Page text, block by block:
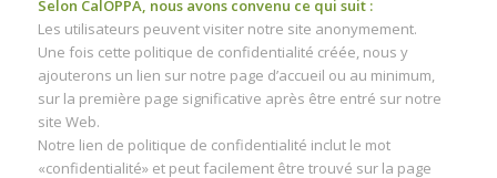
Selon CalOPPA, nous avons convenu ce qui suit :
Les utilisateurs peuvent visiter notre site anonymement.
Une fois cette politique de confidentialité créée, nous y
ajouterons un lien sur notre page d’accueil ou au minimum,
sur la première page significative après être entré sur notre
site Web.
Notre lien de politique de confidentialité inclut le mot
«confidentialité» et peut facilement être trouvé sur la page